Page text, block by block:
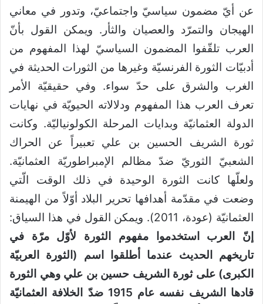
عن أيّ مضمون سياسيّ واجتماعيّ، وتدور في معاني
الهيجان والتمرّد والعصيان والثأر. ويمكن القول بأنّ
العرب تلقّفوا المضمون السياسيّ لهذا المفهوم من
أدبيّات الثورة الفرنسيّة وغيرها من الثورات الحديثة في
الغرب والشرق على حدّ سواء. وفي حقيقيّة الأمر
تعرف العرب هذا المفهوم ودلالاته الحيويّة في نهايات
الدولة العثمانيّة وبدايات المرحلة الكولونياليّة. وكانت
ثورة الشريف الحسين بن علي تعبيراً عن الحراك
الشعبيّ الثوريّ ضدّ مظالم الإمبراطوريّة العثمانيّة.
ولعلّها كانت الثورة الوحيدة في ذلك الوقت الّتي
وضعت في مقدّمة أهدافها تحرير البلاد أوّلاً من الهيمنة
العثمانيّة (عودة، 2011). ويمكن القول في هذا السياق:
إنّ العرب استخدموا مفهوم الثورة لأوّل مرّة في
تاريخهم الحديث عندما أطلقوا اسم (الثورة العربيّة
الكبرى) على ثورة الشريف حسين بن علي وهي الثورة
قادها الشريف نفسه عام 1915 ضدّ الخلافة العثمانيّة